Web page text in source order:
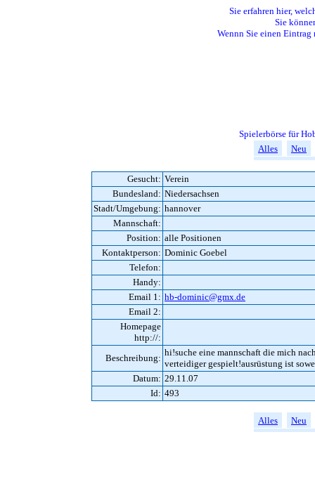
Sie erfahren hier,
Sie
Wennn Sie einen
Spielerbörse für
Alles
Neu
Gesucht: Verein
Bundesland: Niedersachsen
Stadt/Umgebung: hannover
Mannschaft:
Position: alle Positionen
Kontaktperson: Dominic Goebel
Telefon:
Handy:
Email 1: hb-dominic@gmx.de
Email 2:
Homepage
http://:
Beschreibung:
hi!suche eine mannschaft die mich
verteidiger gespielt!ausrüstung ist
Datum: 29.11.07
Id: 493
Alles Neu